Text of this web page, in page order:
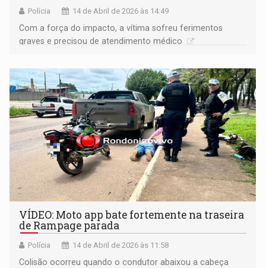
Polícia 14 de Abril de 2026 às 14:49
​Com a força do impacto, a vítima sofreu ferimentos
graves e precisou de atendimento médico
VÍDEO: Moto app bate fortemente na traseira
de Rampage parada
Polícia 14 de Abril de 2026 às 11:58
Colisão ocorreu quando o condutor abaixou a cabeça